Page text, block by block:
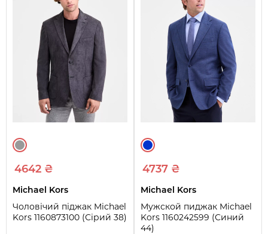
4642 ₴
Michael Kors
Чоловічий піджак Michael
Kors 1160873100 (Сірий 38)
4737 ₴
Michael Kors
Мужской пиджак Michael
Kors 1160242599 (Синий
44)